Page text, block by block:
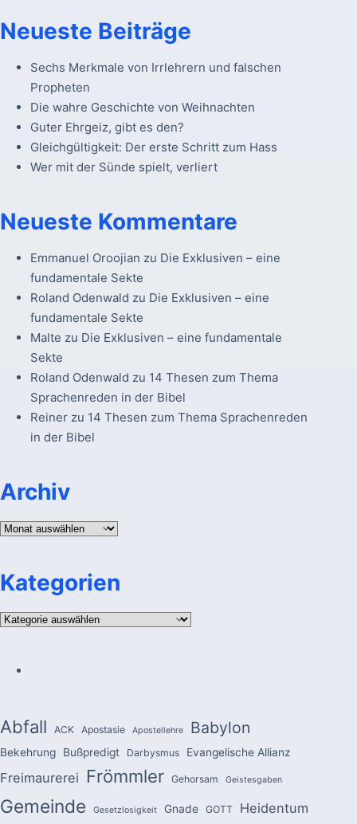
Neueste Beiträge
Sechs Merkmale von Irrlehrern und falschen
Propheten
Die wahre Geschichte von Weihnachten
Guter Ehrgeiz, gibt es den?
Gleichgültigkeit: Der erste Schritt zum Hass
Wer mit der Sünde spielt, verliert
Neueste Kommentare
Emmanuel Oroojian zu Die Exklusiven – eine
fundamentale Sekte
Roland Odenwald zu Die Exklusiven – eine
fundamentale Sekte
Malte zu Die Exklusiven – eine fundamentale
Sekte
Roland Odenwald zu 14 Thesen zum Thema
Sprachenreden in der Bibel
Reinerzu 14 Thesen zum Thema Sprachenreden
in der Bibel
Archiv
Archiv
Kategorien
Kategorien
Abfall ACK Apostasie Apostellehre Babylon
Bekehrung Bußpredigt Darbysmus Evangelische Allianz
Freimaurerei Frömmler Gehorsam Geistesgaben
Gemeinde Gesetzlosigkeit Gnade GOTT Heidentum